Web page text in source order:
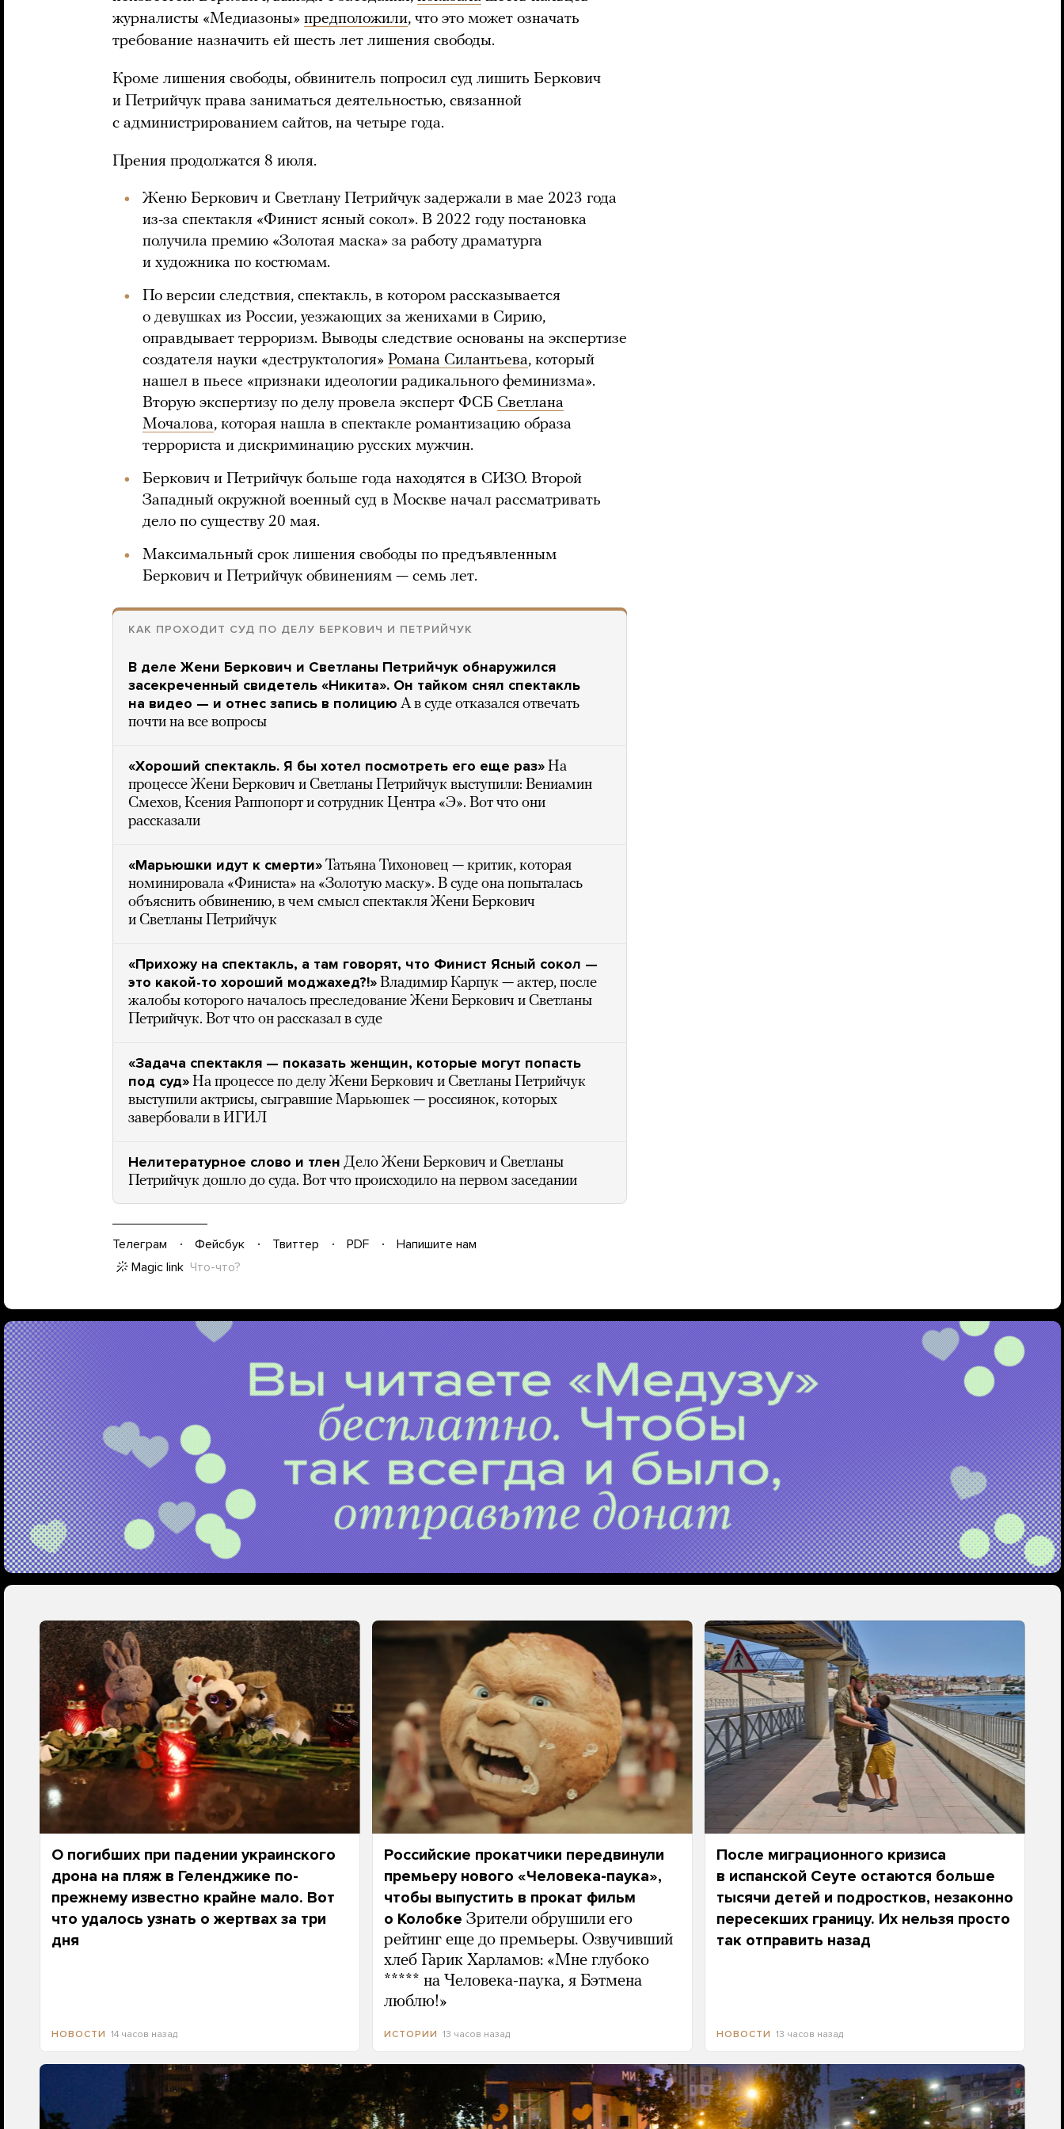
журналисты «Медиазоны» предположили, что это может означать
требование назначить ей шесть лет лишения свободы.
Кроме лишения свободы, обвинитель попросил суд лишить Беркович
и Петрийчук права заниматься деятельностью, связанной
с администрированием сайтов, на четыре года.
Прения продолжатся 8 июля.
Женю Беркович и Светлану Петрийчук задержали в мае 2023 года
из-за спектакля «Финист ясный сокол». В 2022 году постановка
получила премию «Золотая маска» за работу драматурга
и художника по костюмам.
По версии следствия, спектакль, в котором рассказывается
о девушках из России, уезжающих за женихами в Сирию,
оправдывает терроризм. Выводы следствие основаны на экспертизе
создателя науки «деструктология» Романа Силантьева, который
нашел в пьесе «признаки идеологии радикального феминизма».
Вторую экспертизу по делу провела эксперт ФСБ Светлана
Мочалова, которая нашла в спектакле романтизацию образа
террориста и дискриминацию русских мужчин.
Беркович и Петрийчук больше года находятся в СИЗО. Второй
Западный окружной военный суд в Москве начал рассматривать
дело по существу 20 мая.
Максимальный срок лишения свободы по предъявленным
Беркович и Петрийчук обвинениям — семь лет.
КАК ПРОХОДИТ СУД ПО ДЕЛУ БЕРКОВИЧ И ПЕТРИЙЧУК
В деле Жени Беркович и Светланы Петрийчук обнаружился
засекреченный свидетель «Никита». Он тайком снял спектакль
на видео — и отнес запись в полицию А в суде отказался отвечать
почти на все вопросы
«Хороший спектакль. Я бы хотел посмотреть его еще раз» На
процессе Жени Беркович и Светланы Петрийчук выступили: Вениамин
Смехов, Ксения Раппопорт и сотрудник Центра «Э». Вот что они
рассказали
«Марьюшки идут к смерти» Татьяна Тихоновец — критик, которая
номинировала «Финиста» на «Золотую маску». В суде она попыталась
объяснить обвинению, в чем смысл спектакля Жени Беркович
и Светланы Петрийчук
«Прихожу на спектакль, а там говорят, что Финист Ясный сокол —
это какой-то хороший моджахед?!» Владимир Карпук — актер, после
жалобы которого началось преследование Жени Беркович и Светланы
Петрийчук. Вот что он рассказал в суде
«Задача спектакля — показать женщин, которые могут попасть
под суд» На процессе по делу Жени Беркович и Светланы Петрийчук
выступили актрисы, сыгравшие Марьюшек — россиянок, которых
завербовали в ИГИЛ
Нелитературное слово и тлен Дело Жени Беркович и Светланы
Петрийчук дошло до суда. Вот что происходило на первом заседании
Телеграм Фейсбук Твиттер PDF
Напишите нам
Magic link Что-что?
О погибших при падении украинского
дрона на пляж в Геленджике по-
прежнему известно крайне мало. Вот
что удалось узнать о жертвах за три
дня
НОВОСТИ 14 часов назад
Российские прокатчики передвинули
премьеру нового «Человека-паука»,
чтобы выпустить в прокат фильм
о Колобке Зрители обрушили его
рейтинг еще до премьеры. Озвучивший
хлеб Гарик Харламов: «Мне глубоко
***** на Человека-паука, я Бэтмена
люблю!»
ИСТОРИИ 13 часов назад
После миграционного кризиса
в испанской Сеуте остаются больше
тысячи детей и подростков, незаконно
пересекших границу. Их нельзя просто
так отправить назад
НОВОСТИ 13 часов назад